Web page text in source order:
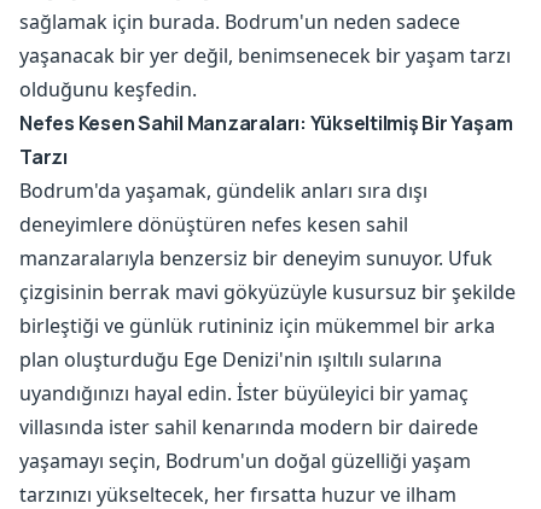
sağlamak için burada. Bodrum'un neden sadece
yaşanacak bir yer değil, benimsenecek bir yaşam tarzı
olduğunu keşfedin.
Nefes Kesen Sahil Manzaraları: Yükseltilmiş Bir Yaşam
Tarzı
Bodrum'da yaşamak, gündelik anları sıra dışı
deneyimlere dönüştüren nefes kesen sahil
manzaralarıyla benzersiz bir deneyim sunuyor. Ufuk
çizgisinin berrak mavi gökyüzüyle kusursuz bir şekilde
birleştiği ve günlük rutininiz için mükemmel bir arka
plan oluşturduğu Ege Denizi'nin ışıltılı sularına
uyandığınızı hayal edin. İster büyüleyici bir yamaç
villasında ister sahil kenarında modern bir dairede
yaşamayı seçin, Bodrum'un doğal güzelliği yaşam
tarzınızı yükseltecek, her fırsatta huzur ve ilham